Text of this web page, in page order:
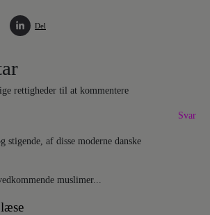
Del
rettigheder til at kommentere
stigende, af disse moderne danske
muslimer...
Svar